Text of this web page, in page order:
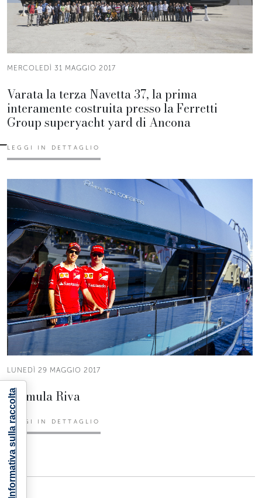
MERCOLEDÌ 31 MAGGIO 2017
Varata la terza Navetta 37, la prima
interamente costruita presso la Ferretti
Group superyacht yard di Ancona
LEGGI IN DETTAGLIO
LUNEDÌ 29 MAGGIO 2017
Formula Riva
LEGGI IN DETTAGLIO
Informativa sulla raccolta